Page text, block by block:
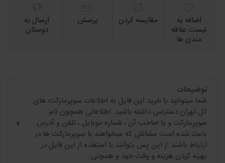
اضافه به
لیست علاقه
مندی ها
مقايسه كردن پرسش ارسال به
دوستان
توضیحات
شما میتوانید با خرید این فایل به اطلاعات سوپرمارکت های
کل تهران دسترسی داشته باشید. اطلاعاتی همچون نام
سوپرمارکت و یا صاحب آن ، شماره موبایل ، تلفن و آدرس
باعث شده است مشاغلی که میخواهند با سوپرمارکت ها در
ارتباط باشند از این پس بتوانند با استفاده از این فایل در
بهینه کردن هزینه و وقت خود و همچنی...